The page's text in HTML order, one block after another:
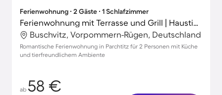
Ferienwohnung ∙ 2 Gäste ∙ 1 Schlafzimmer
Ferienwohnung mit Terrasse und Grill | Haustiere sind willkommen
Buschvitz, Vorpommern-Rügen, Deutschland
Romantische Ferienwohnung in Parchtitz für 2 Personen mit Küche
und tierfreundlichem Ambiente
ab 58 €